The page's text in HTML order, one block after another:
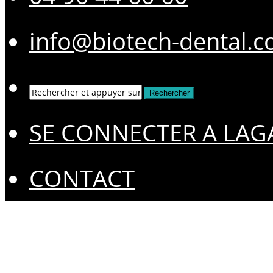
info@biotech-
SE CONNECTER A
CONTACT